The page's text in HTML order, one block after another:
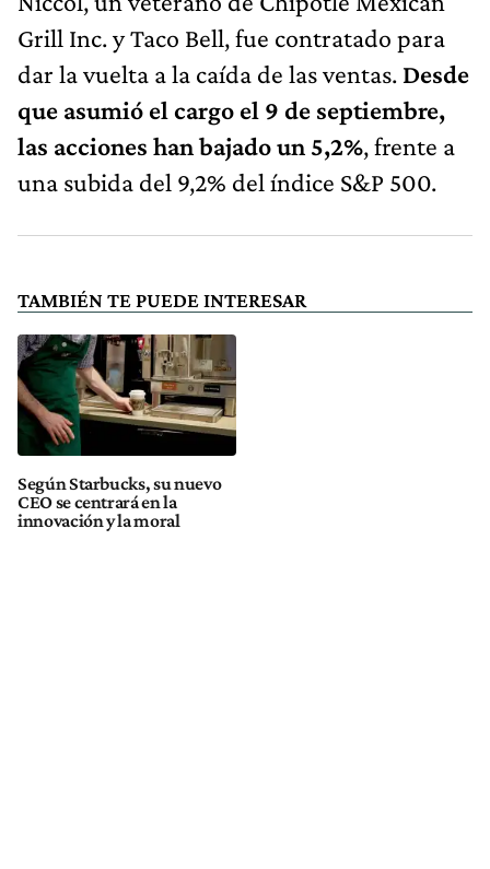
Grill Inc. y Taco Bell, fue contratado para
dar la vuelta a la caída de las ventas. Desde
que asumió el cargo el 9 de septiembre,
las acciones han bajado un 5,2%, frente a
una subida del 9,2% del índice S&P 500.
TAMBIÉN TE PUEDE INTERESAR
Según Starbucks, su nuevo
CEO se centrará en la
innovación y la moral